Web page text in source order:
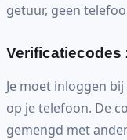
getuur, geen
Verificatiecodes
Je moet inloggen
op je telefoon. De
gemengd met